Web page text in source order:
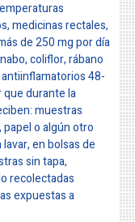
medicinas rectales,
de 250 mg por día
coliflor, rábano
48-
que durante la
muestras
o algún otro
en bolsas de
sin tapa,
recolectadas
expuestas a